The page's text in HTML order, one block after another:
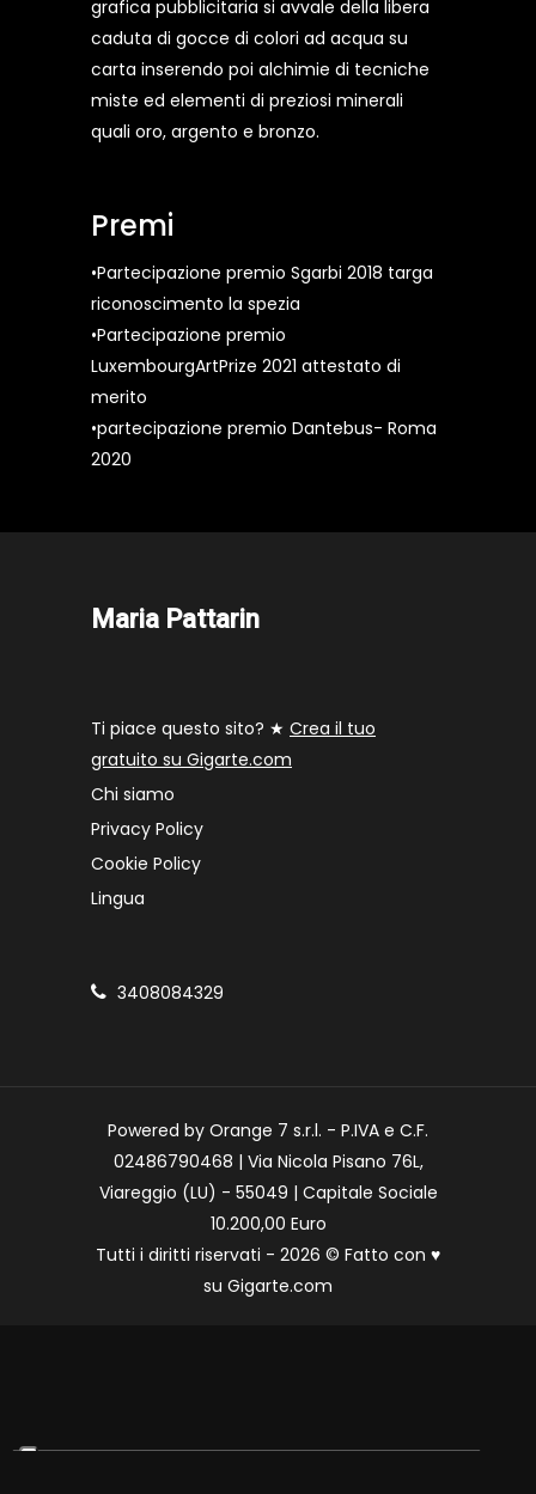
grafica pubblicitaria si avvale della libera
caduta di gocce di colori ad acqua su
carta inserendo poi alchimie di tecniche
miste ed elementi di preziosi minerali
quali oro, argento e bronzo.
Premi
•Partecipazione premio Sgarbi 2018 targa
riconoscimento la spezia
•Partecipazione premio
LuxembourgArtPrize 2021 attestato di
merito
•partecipazione premio Dantebus- Roma
2020
Maria Pattarin
Ti piace questo sito? ★ Crea il tuo
gratuito su Gigarte.com
Chi siamo
Privacy Policy
Cookie Policy
Lingua
3408084329
Powered by Orange 7 s.r.l. - P.IVA e C.F.
02486790468 | Via Nicola Pisano 76L,
Viareggio (LU) - 55049 | Capitale Sociale
10.200,00 Euro
Tutti i diritti riservati - 2026 © Fatto con ♥
su Gigarte.com